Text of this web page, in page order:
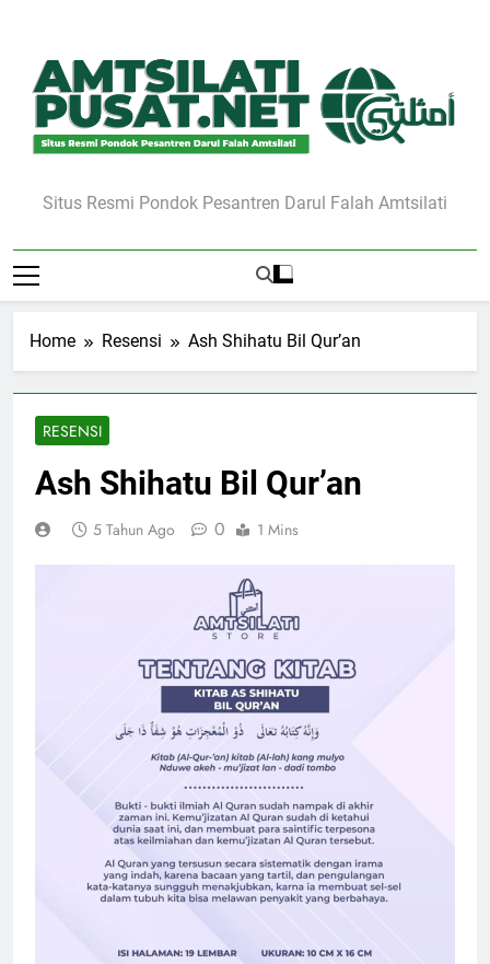
content
Situs Resmi Pondok Pesantren Darul Falah Amtsilati
Home Resensi Ash Shihatu Bil Qur’an
RESENSI
Ash Shihatu Bil Qur’an
5 Tahun Ago 0 1 Mins